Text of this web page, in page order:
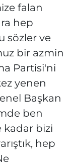
falan
hep
sözler ve
bir azmin
Partisi'ni
yenen
Başkan
ben
kadar bizi
hep